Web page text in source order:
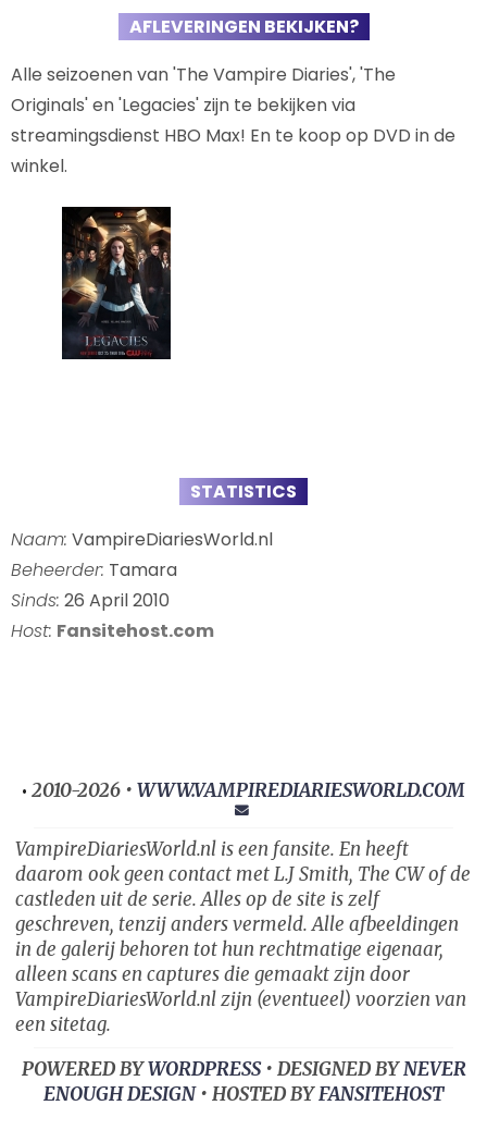
AFLEVERINGEN BEKIJKEN?
Alle seizoenen van 'The Vampire Diaries', 'The
Originals' en 'Legacies' zijn te bekijken via
streamingsdienst HBO Max! En te koop op DVD in de
winkel.
STATISTICS
Naam: VampireDiariesWorld.nl
Beheerder: Tamara
Sinds: 26 April 2010
Host: Fansitehost.com
• 2010-2026 • WWW.VAMPIREDIARIESWORLD.COM
VampireDiariesWorld.nl is een fansite. En heeft
daarom ook geen contact met L.J Smith, The CW of de
castleden uit de serie. Alles op de site is zelf
geschreven, tenzij anders vermeld. Alle afbeeldingen
in de galerij behoren tot hun rechtmatige eigenaar,
alleen scans en captures die gemaakt zijn door
VampireDiariesWorld.nl zijn (eventueel) voorzien van
een sitetag.
POWERED BYWORDPRESS• DESIGNED BYNEVER
ENOUGH DESIGN• HOSTED BYFANSITEHOST